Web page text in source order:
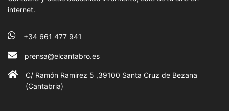
internet.
+34 661 477 941
prensa@elcantabro.es
C/ Ramón Ramirez 5 ,39100 Santa Cruz de Bezana
(Cantabria)